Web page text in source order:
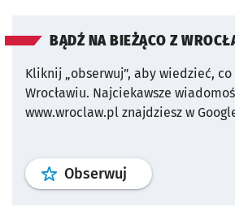
BĄDŹ NA BIEŻĄCO Z
Kliknij „obserwuj”, aby wiedzieć,
Wrocławiu. Najciekawsze
www.wroclaw.pl znajdziesz w
Obserwuj profil